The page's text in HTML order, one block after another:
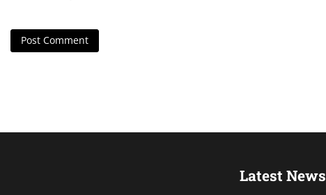
Latest News